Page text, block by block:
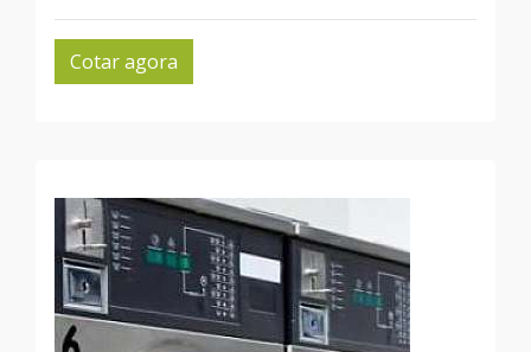
Cotar agora